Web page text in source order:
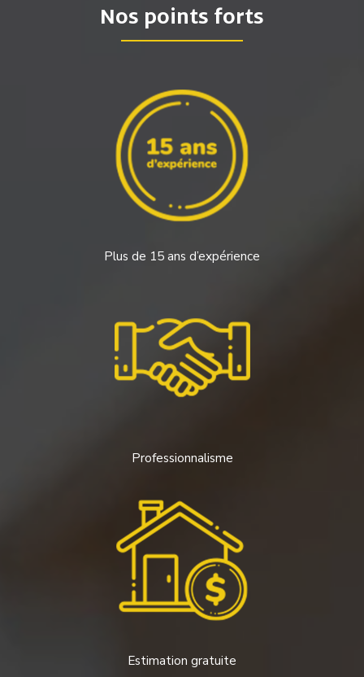
Nos points forts
Plus de 15 ans d’expérience
Professionnalisme
Estimation gratuite